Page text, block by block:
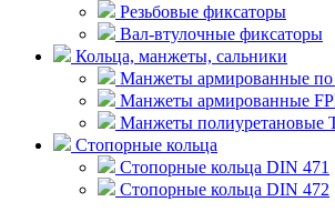
Резьбовые фиксаторы
Вал-втулочные фиксаторы
Кольца, манжеты, сальники
Манжеты армированные
Манжеты армированные
Манжеты полиуретановые
Стопорные кольца
Стопорные кольца DIN 471
Стопорные кольца DIN 472